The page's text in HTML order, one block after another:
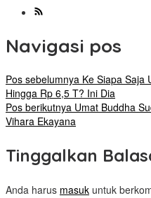
Navigasi pos
Pos sebelumnya Ke Siapa Saja
Hingga Rp 6,5 T? Ini Dia
Pos berikutnya Umat Buddha
Vihara Ekayana
Tinggalkan
Anda harus masuk untuk